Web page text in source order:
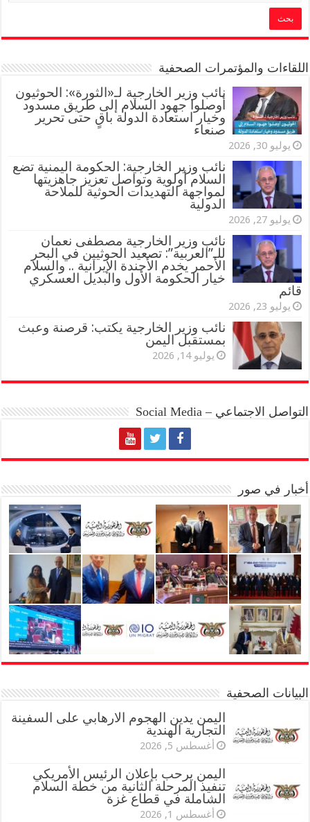
اللقاءات والمؤتمرات الصحفية
‏نائب وزير الخارجية لـ«الثورة»: الحوثيون
أوصلوا جهود السلام إلى طريق مسدود
وخيار استعادة الدولة باقٍ حتى تحرير
صنعاء
يوليو 30, 2026
نائب وزير الخارجية: الحكومة اليمنية تضع
السلام أولوية وتواصل تعزيز جاهزيتها
لمواجهة التهديدات الحوثية للملاحة
الدولية
يوليو 27, 2026
نائب وزير الخارجية مصطفى نعمان
للـ”العربية”: تصعيد الحوثيين في البحر
الأحمر يخدم الأجندة الإيرانية .. والسلام
خيار الحكومة الأول والبديل العسكري
قائم
يوليو 23, 2026
نائب وزير الخارجية يكتب: قرصنة وعبث
بمستقبل اليمن
يوليو 14, 2026
التواصل الاجتماعي – Social Media
أخبار في صور
البيانات الصحفية
اليمن يدين الهجوم الارهابي على السفينة
التجارية الهندية
أغسطس 5, 2026
اليمن يرحب بإعلان الرئيس الأمريكي
تنفيذ المرحلة الثانية من خطة السلام
الشاملة في قطاع غزة
أغسطس 1, 2026